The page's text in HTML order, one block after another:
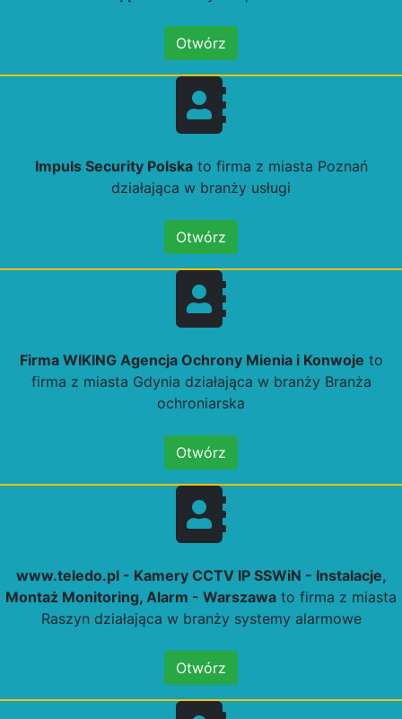
Otwórz
Impuls Security Polskato firma z miasta Poznań
działająca w branży usługi
Otwórz
Firma WIKING Agencja Ochrony Mienia i Konwoje to
firma z miasta Gdynia działająca w branży Branża
ochroniarska
Otwórz
www.teledo.pl - Kamery CCTV IP SSWiN - Instalacje,
Montaż Monitoring, Alarm - Warszawa to firma z miasta
Raszyn działająca w branży systemy alarmowe
Otwórz